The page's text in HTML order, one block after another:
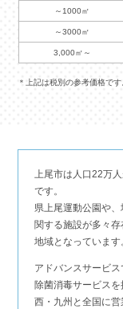
～1000㎡
～3000㎡
3,000㎡～
＊上記は税別の参考価格です
上尾市は人口22万
です。
県上尾運動公園や
関する施設が多々
地域となっています
アドバンスサービ
除菌消毒サービス
西・九州と全国に営